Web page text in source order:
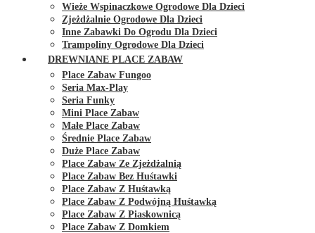
Wieże Wspinaczkowe Ogrodowe Dla Dzieci
Zjeżdżalnie Ogrodowe Dla Dzieci
Inne Zabawki Do Ogrodu Dla Dzieci
Trampoliny Ogrodowe Dla Dzieci
DREWNIANE PLACE ZABAW
Place Zabaw Fungoo
Seria Max-Play
Seria Funky
Mini Place Zabaw
Małe Place Zabaw
Średnie Place Zabaw
Duże Place Zabaw
Place Zabaw Ze Zjeżdżalnią
Place Zabaw Bez Huśtawki
Place Zabaw Z Huśtawką
Place Zabaw Z Podwójną Huśtawką
Place Zabaw Z Piaskownicą
Place Zabaw Z Domkiem